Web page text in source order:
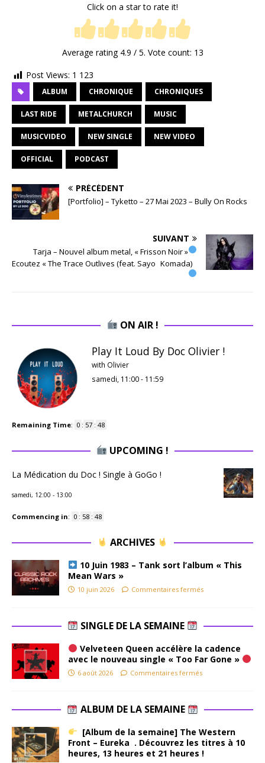
Click on a star to rate it!
Average rating 4.9 / 5. Vote count: 13
Post Views: 1 123
ALBUM CHRONIQUE CHRONIQUES
LAST RIDE METALCHURCH MUSIC
MUSICVIDEO NEW SINGLE NEW VIDEO
OFFICIAL PODCAST
PRÉCÉDENT
[Portfolio] – Tyketto – 27 Mai 2023 – Bully On Rocks
SUIVANT
Tarja – Nouvel album metal, « Frisson Noir »
Ecoutez « The Trace Outlives (feat. Sayo Komada)
ON AIR !
Play It Loud By Doc Olivier !
with Olivier
samedi, 11:00- 11:59
Remaining Time: 0 : 57 : 47
UPCOMING !
La Médication du Doc ! Single à GoGo !
samedi, 12:00 - 13:00
Commencing in: 0 : 58 : 47
ARCHIVES
10 Juin 1983 – Tank sort l’album « This
Mean Wars »
10 juin 2026 Commentaires fermés
SINGLE DE LA SEMAINE
Velveteen Queen accélère la cadence
avec le nouveau single « Too Far Gone »
6 août 2026 Commentaires fermés
ALBUM DE LA SEMAINE
[Album de la semaine] The Western
Front – Eureka . Découvrez les titres à 10
heures, 13 heures et 21 heures !